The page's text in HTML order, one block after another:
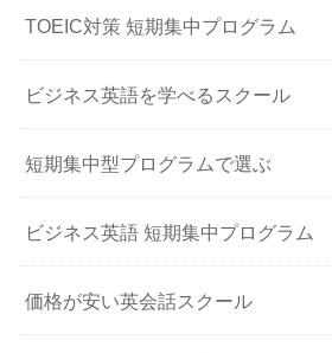
TOEIC対策 短期集中プログラム
ビジネス英語を学べるスクール
短期集中型プログラムで選ぶ
ビジネス英語 短期集中プログラム
価格が安い英会話スクール